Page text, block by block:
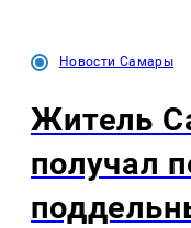
Новости Самары
Житель
получал